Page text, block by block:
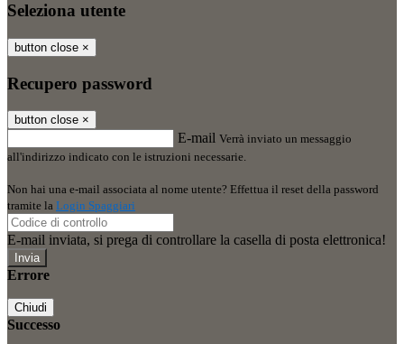
Seleziona utente
button close ×
Recupero password
button close ×
E-mail Verrà inviato un messaggio
all'indirizzo indicato con le istruzioni necessarie.
Non hai una e-mail associata al nome utente? Effettua il reset della password
tramite la Login Spaggiari
E-mail inviata, si prega di controllare la casella di posta elettronica!
Errore
Chiudi
Successo